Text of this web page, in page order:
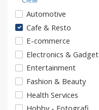
Automotive
Cafe & Resto
E-commerce
Electronics & Gadget
Entertainment
Fashion & Beauty
Health Services